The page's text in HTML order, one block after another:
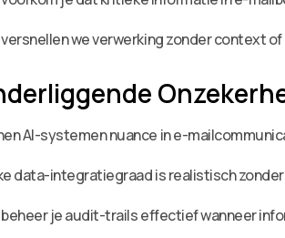
we verwerking zonder context
AI-systemen nuance in e-
data-integratiegraad is realistisch
beheer je audit-trails effectief wanneer